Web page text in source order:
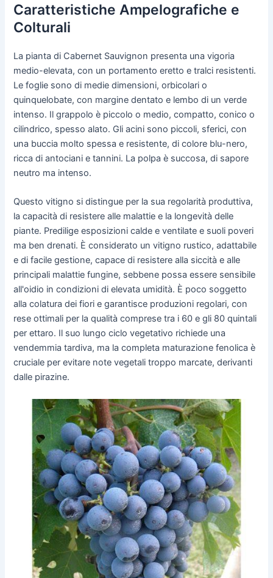
Caratteristiche Ampelografiche e
Colturali
La pianta di Cabernet Sauvignon presenta una vigoria
medio-elevata, con un portamento eretto e tralci resistenti.
Le foglie sono di medie dimensioni, orbicolari o
quinquelobate, con margine dentato e lembo di un verde
intenso. Il grappolo è piccolo o medio, compatto, conico o
cilindrico, spesso alato. Gli acini sono piccoli, sferici, con
una buccia molto spessa e resistente, di colore blu-nero,
ricca di antociani e tannini. La polpa è succosa, di sapore
neutro ma intenso.
Questo vitigno si distingue per la sua regolarità produttiva,
la capacità di resistere alle malattie e la longevità delle
piante. Predilige esposizioni calde e ventilate e suoli poveri
ma ben drenati. È considerato un vitigno rustico, adattabile
e di facile gestione, capace di resistere alla siccità e alle
principali malattie fungine, sebbene possa essere sensibile
all'oidio in condizioni di elevata umidità. È poco soggetto
alla colatura dei fiori e garantisce produzioni regolari, con
rese ottimali per la qualità comprese tra i 60 e gli 80 quintali
per ettaro. Il suo lungo ciclo vegetativo richiede una
vendemmia tardiva, ma la completa maturazione fenolica è
cruciale per evitare note vegetali troppo marcate, derivanti
dalle pirazine.